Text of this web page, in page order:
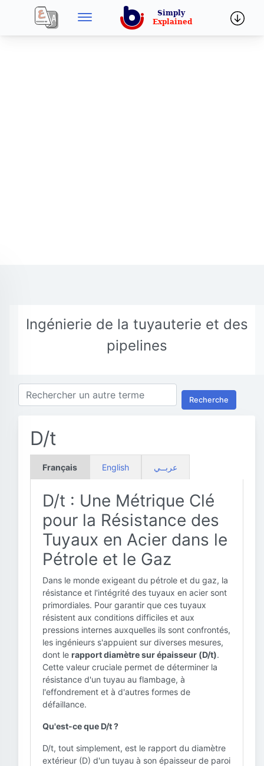
Ingénierie de la tuyauterie et des
pipelines
Recherche
D/t
Français English عربــي
D/t : Une Métrique Clé
pour la Résistance des
Tuyaux en Acier dans le
Pétrole et le Gaz
Dans le monde exigeant du pétrole et du gaz, la
résistance et l'intégrité des tuyaux en acier sont
primordiales. Pour garantir que ces tuyaux
résistent aux conditions difficiles et aux
pressions internes auxquelles ils sont confrontés,
les ingénieurs s'appuient sur diverses mesures,
dont le rapport diamètre sur épaisseur (D/t).
Cette valeur cruciale permet de déterminer la
résistance d'un tuyau au flambage, à
l'effondrement et à d'autres formes de
défaillance.
Qu'est-ce que D/t ?
D/t, tout simplement, est le rapport du diamètre
extérieur (D) d'un tuyau à son épaisseur de paroi